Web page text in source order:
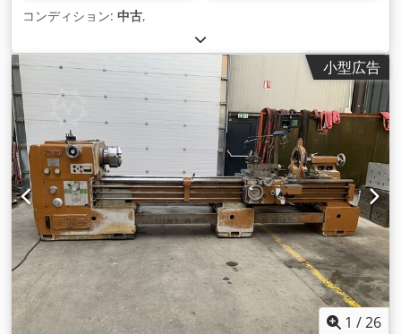
コンディション: 中古,
小型広告
1 /26